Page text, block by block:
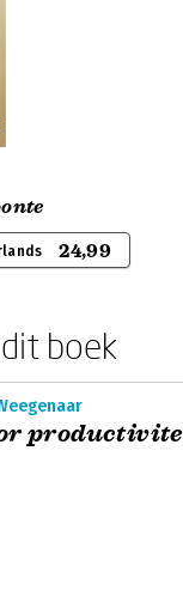
24,99
boek